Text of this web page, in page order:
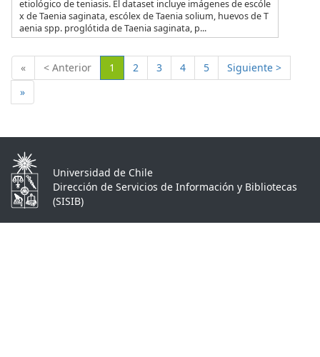
etiológico de teniasis. El dataset incluye imágenes de escóle
x de Taenia saginata, escólex de Taenia solium, huevos de T
aenia spp. proglótida de Taenia saginata, p...
« < Anterior 1 (Actual)
2 3 4 5
Siguiente >
»
Universidad de Chile
Dirección de Servicios de Información y Bibliotecas
(SISIB)